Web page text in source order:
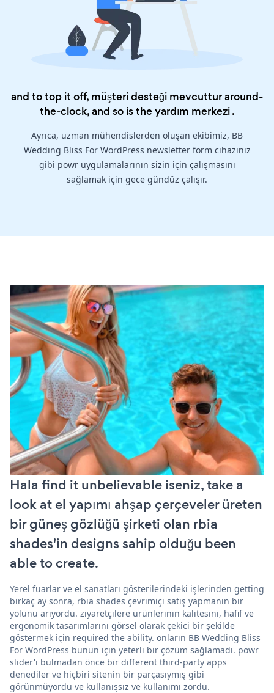
and to top it off, müşteri desteği mevcuttur around-
the-clock, and so is theyardım merkezi.
Ayrıca, uzman mühendislerden oluşan ekibimiz, BB
Wedding Bliss For WordPress newsletter form cihazınız
gibi powr uygulamalarının sizin için çalışmasını
sağlamak için gece gündüz çalışır.
Hala find it unbelievable iseniz, take a
look at el yapımı ahşap çerçeveler üreten
bir güneş gözlüğü şirketi olan rbia
shades'in designs sahip olduğu been
able to create.
Yerel fuarlar ve el sanatları gösterilerindeki işlerinden getting
birkaç ay sonra, rbia shades çevrimiçi satış yapmanın bir
yolunu arıyordu. ziyaretçilere ürünlerinin kalitesini, hafif ve
ergonomik tasarımlarını görsel olarak çekici bir şekilde
göstermek için required the ability. onların BB Wedding Bliss
For WordPress bunun için yeterli bir çözüm sağlamadı. powr
slider'ı bulmadan önce bir different third-party apps
denediler ve hiçbiri sitenin bir parçasıymış gibi
görünmüyordu ve kullanışsız ve kullanımı zordu.